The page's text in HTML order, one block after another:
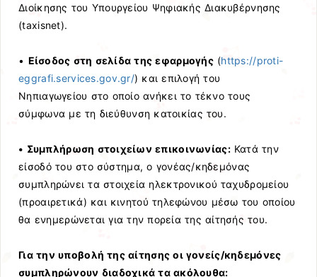
Διοίκησης του Υπουργείου Ψηφιακής Διακυβέρνησης
(taxisnet).
• Είσοδος στη σελίδα της εφαρμογής(https://proti-
eggrafi.services.gov.gr/) και επιλογή του
Νηπιαγωγείου στο οποίο ανήκει το τέκνο τους
σύμφωνα με τη διεύθυνση κατοικίας του.
• Συμπλήρωση στοιχείων επικοινωνίας:Κατά την
είσοδό του στο σύστημα, ο γονέας/κηδεμόνας
συμπληρώνει τα στοιχεία ηλεκτρονικού ταχυδρομείου
(προαιρετικά) και κινητού τηλεφώνου μέσω του οποίου
θα ενημερώνεται για την πορεία της αίτησής του.
Για την υποβολή της αίτησης οι γονείς/κηδεμόνες
συμπληρώνουν διαδοχικά τα ακόλουθα: